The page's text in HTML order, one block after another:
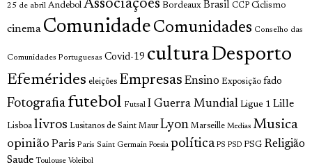
25 de abril Andebol Associações Bordeaux Brasil CCP Ciclismo
cinema Comunidade Comunidades Conselho das
Comunidades Portuguesas Covid-19 culturaDesporto
Efemérides eleições Empresas Ensino Exposição fado
Fotografia futebol Futsal I Guerra Mundial Ligue 1 Lille
Lisboa livros Lusitanos de Saint Maur Lyon Marseille Medias Musica
opinião Paris Paris Saint Germain Poesia política PS PSD PSG Religião
Saude Toulouse Voleibol